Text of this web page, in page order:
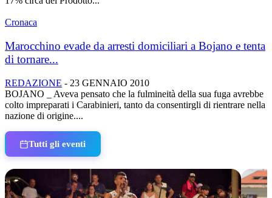
Cronaca
Marocchino evade da arresti domiciliari a Bojano e tenta
di tornare...
REDAZIONE - 23 GENNAIO 2010
BOJANO _ Aveva pensato che la fulmineità della sua fuga avrebbe
colto impreparati i Carabinieri, tanto da consentirgli di rientrare nella
nazione di origine....
Tutti gli eventi